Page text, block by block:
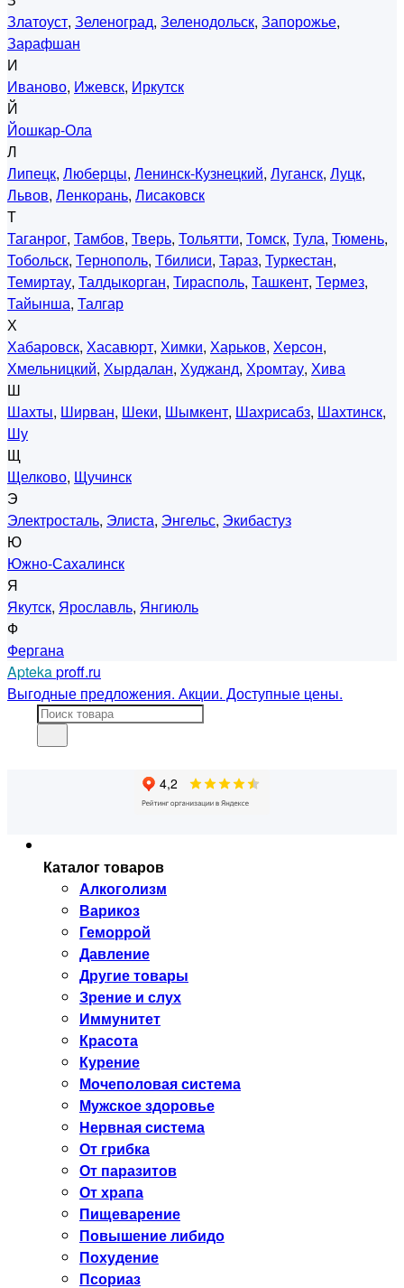
Златоуст, Зеленоград, Зеленодольск, Запорожье,
Зарафшан
И
Иваново, Ижевск, Иркутск
Й
Йошкар-Ола
Л
Липецк, Люберцы, Ленинск-Кузнецкий, Луганск, Луцк,
Львов, Ленкорань, Лисаковск
Т
Таганрог, Тамбов, Тверь, Тольятти, Томск, Тула, Тюмень,
Тобольск, Тернополь, Тбилиси, Тараз, Туркестан,
Темиртау, Талдыкорган, Тирасполь, Ташкент, Термез,
Тайынша, Талгар
Х
Хабаровск, Хасавюрт, Химки, Харьков, Херсон,
Хмельницкий, Хырдалан, Худжанд, Хромтау, Хива
Ш
Шахты, Ширван, Шеки, Шымкент, Шахрисабз, Шахтинск,
Шу
Щ
Щелково, Щучинск
Э
Электросталь, Элиста, Энгельс, Экибастуз
Ю
Южно-Сахалинск
Я
Якутск, Ярославль, Янгиюль
Ф
Фергана
Aptekaproff.ru
Выгодные предложения. Акции. Доступные цены.
Каталог товаров
Алкоголизм
Варикоз
Геморрой
Давление
Другие товары
Зрение и слух
Иммунитет
Красота
Курение
Мочеполовая система
Мужское здоровье
Нервная система
От грибка
От паразитов
От храпа
Пищеварение
Повышение либидо
Похудение
Псориаз